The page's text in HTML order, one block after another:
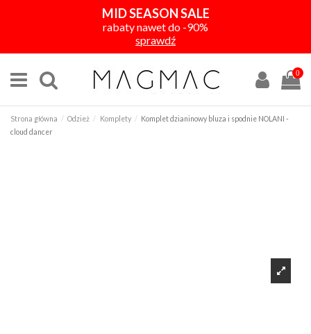
MID SEASON SALE
rabaty nawet do -90%
sprawdź
0
Strona główna Odzież Komplety
Komplet dzianinowy bluza i spodnie NOLANI -
cloud dancer